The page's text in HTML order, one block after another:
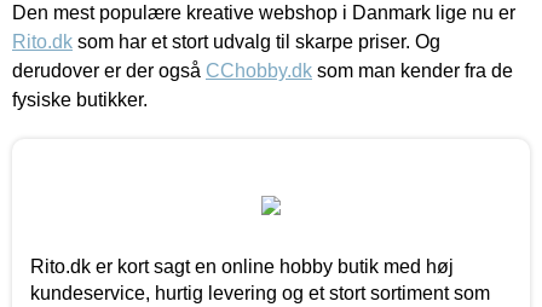
Den mest populære kreative webshop i Danmark lige nu er
Rito.dk som har et stort udvalg til skarpe priser. Og
derudover er der også CChobby.dk som man kender fra de
fysiske butikker.
Rito.dk er kort sagt en online hobby butik med høj
kundeservice, hurtig levering og et stort sortiment som